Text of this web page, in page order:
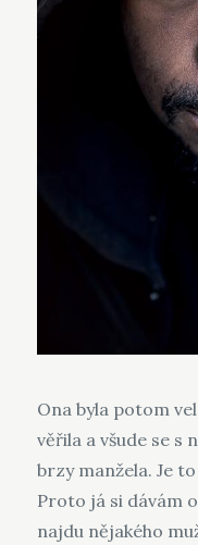
Ona byla potom
věřila a všude se s
brzy manžela. Je
Proto já si dávám
najdu nějakého